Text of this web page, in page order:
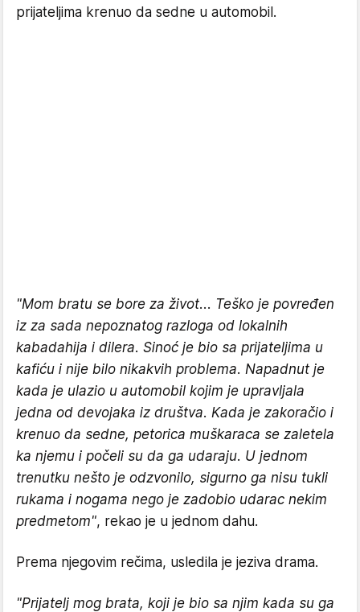
prijateljima krenuo da sedne u automobil.
"Mom bratu se bore za život... Teško je povređen
iz za sada nepoznatog razloga od lokalnih
kabadahija i dilera. Sinoć je bio sa prijateljima u
kafiću i nije bilo nikakvih problema. Napadnut je
kada je ulazio u automobil kojim je upravljala
jedna od devojaka iz društva. Kada je zakoračio i
krenuo da sedne, petorica muškaraca se zaletela
ka njemu i počeli su da ga udaraju. U jednom
trenutku nešto je odzvonilo, sigurno ga nisu tukli
rukama i nogama nego je zadobio udarac nekim
predmetom", rekao je u jednom dahu.
Prema njegovim rečima, usledila je jeziva drama.
"Prijatelj mog brata, koji je bio sa njim kada su ga